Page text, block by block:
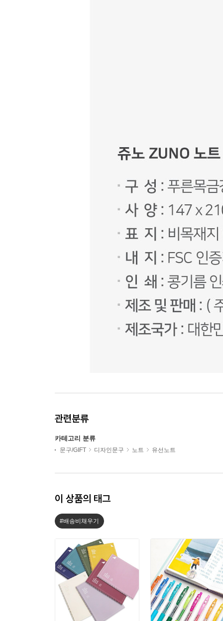
관련분류
카테고리 분류
문구/GIFT 디자인문구 노트 유선노트
이 상품의 태그
#배송비채우기